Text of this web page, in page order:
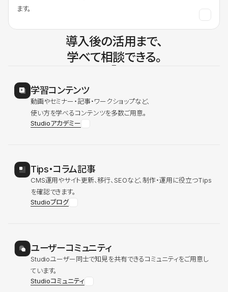
ます。
導入後の活用まで、
学べて相談できる。
学習コンテンツ
動画やセミナー・記事・ワークショップなど、
使い方を学べるコンテンツを多数ご用意。
Studioアカデミー
Tips・コラム記事
CMS運用やサイト更新、移行、SEOなど、制作・運用に役立つTips
を確認できます。
Studioブログ
ユーザーコミュニティ
Studioユーザー同士で知見を共有できるコミュニティをご用意し
ています。
Studioコミュニティ